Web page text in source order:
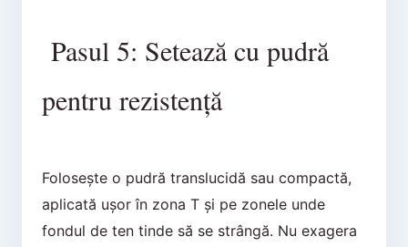
Pasul 5: Setează cu pudră
pentru rezistență
Folosește o pudră translucidă sau compactă,
aplicată ușor în zona T și pe zonele unde
fondul de ten tinde să se strângă. Nu exagera